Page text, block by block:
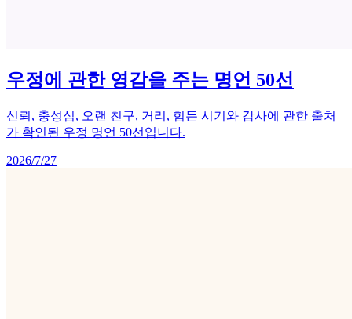
우정에 관한 영감을 주는 명언 50선
신뢰, 충성심, 오랜 친구, 거리, 힘든 시기와 감사에 관한 출처
가 확인된 우정 명언 50선입니다.
2026/7/27